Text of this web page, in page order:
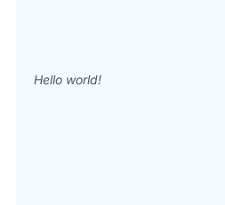
Hello world!